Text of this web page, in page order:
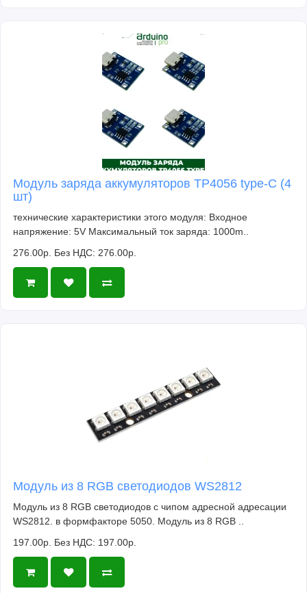
Модуль заряда аккумуляторов TP4056 type-C (4
шт)
технические характеристики этого модуля: Входное
напряжение: 5V Максимальный ток заряда: 1000m..
276.00р. Без НДС: 276.00р.
Модуль из 8 RGB светодиодов WS2812
Модуль из 8 RGB светодиодов с чипом адресной адресации
WS2812. в формфакторе 5050. Модуль из 8 RGB ..
197.00р. Без НДС: 197.00р.